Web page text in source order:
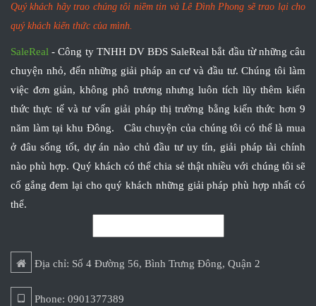
Quý khách hãy trao chúng tôi niềm tin và Lê Đình Phong sẽ trao lại cho
quý khách kiến thức của mình.
SaleReal - Công ty TNHH DV BĐS SaleReal bắt đầu từ những câu
chuyện nhỏ, đến những giải pháp an cư và đầu tư. Chúng tôi làm
việc đơn giản, không phô trương nhưng luôn tích lũy thêm kiến
thức thực tế và tư vấn giải pháp thị trường bằng kiến thức hơn 9
năm làm tại khu Đông. Câu chuyện của chúng tôi có thể là mua
ở đâu sống tốt, dự án nào chủ đầu tư uy tín, giải pháp tài chính
nào phù hợp. Quý khách có thể chia sẻ thật nhiều với chúng tôi sẽ
cố gắng đem lại cho quý khách những giải pháp phù hợp nhất có
thể.
Địa chỉ: Số 4 Đường 56, Bình Trưng Đông, Quận 2
Phone: 0901377389